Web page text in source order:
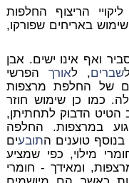
הריצוף החלפות
באריחים שפורקו,
ואף אינו ישים. אבן
שברים, לאורך הפרשי
של החלפת מרצפות
כמו כן שימוש חוזר
הטיט הדבוק לתחתיתן,
במרצפות. החלפה
בנוסף טוענים התובעים
מילוי, כפי שמציע
ומאידך - חומרי